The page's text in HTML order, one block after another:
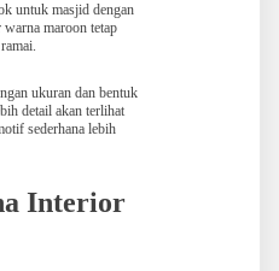
untuk masjid dengan
warna maroon tetap
ukuran dan bentuk
detail akan terlihat
sederhana lebih
Interior